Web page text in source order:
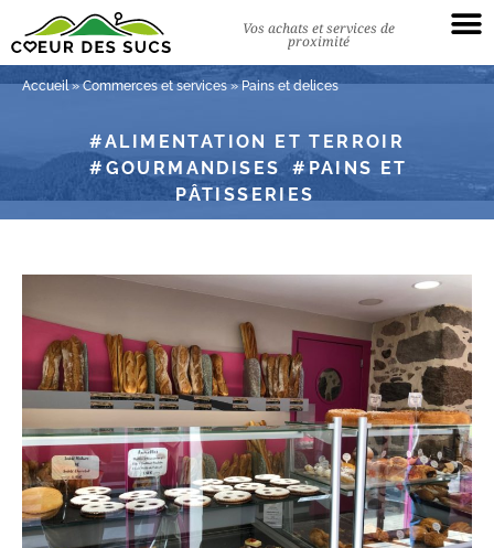
Vos achats et services de
proximité
Accueil»Commerces et services»Pains et delices
ALIMENTATION ET TERROIR
GOURMANDISES
PAINS ET
PÂTISSERIES